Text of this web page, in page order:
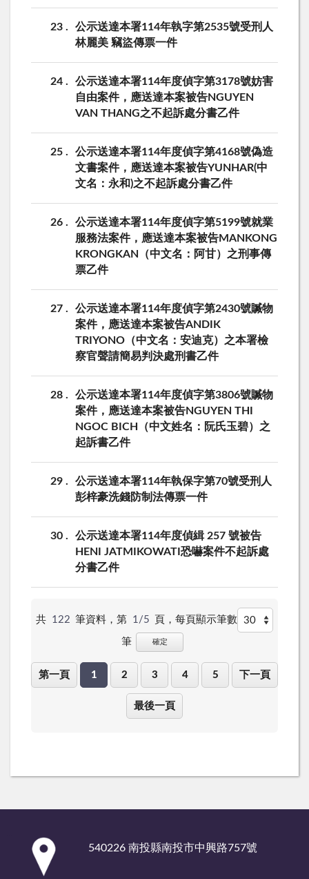
23
公示送達本署114年執字第2535號受刑人
林麗美 竊盜傳票一件
24
公示送達本署114年度偵字第3178號妨害
自由案件，應送達本案被告NGUYEN
VAN THANG之不起訴處分書乙件
25
公示送達本署114年度偵字第4168號偽造
文書案件，應送達本案被告YUNHAR(中
文名：永和)之不起訴處分書乙件
26
公示送達本署114年度偵字第5199號就業
服務法案件，應送達本案被告MANKONG
KRONGKAN（中文名：阿甘）之刑事傳
票乙件
27
公示送達本署114年度偵字第2430號贓物
案件，應送達本案被告ANDIK
TRIYONO（中文名：安迪克）之本署檢
察官聲請簡易判決處刑書乙件
28
公示送達本署114年度偵字第3806號贓物
案件，應送達本案被告NGUYEN THI
NGOC BICH（中文姓名：阮氏玉碧）之
起訴書乙件
29
公示送達本署114年執保字第70號受刑人
彭梓豪洗錢防制法傳票一件
30
公示送達本署114年度偵緝 257 號被告
HENI JATMIKOWATI恐嚇案件不起訴處
分書乙件
共 122 筆資料，第 1/5 頁，每頁顯示筆數
筆 確定
第一頁 1 2 3 4 5 下一頁
最後一頁
540226 南投縣南投市中興路757號